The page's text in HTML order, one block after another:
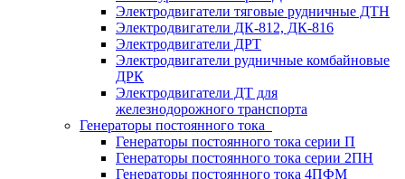
Электродвигатели тяговые рудничные ДТН
Электродвигатели ДК-812, ДК-816
Электродвигатели ДРТ
Электродвигатели рудничные комбайновые
ДРК
Электродвигатели ДТ для
железнодорожного транспорта
Генераторы постоянного тока
Генераторы постоянного тока серии П
Генераторы постоянного тока серии 2ПН
Генераторы постоянного тока 4ПФМ